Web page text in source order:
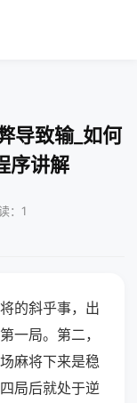
导致输_如何
序讲解
：1
的斜乎事，出
一局。第二，
麻将下来是稳
局后就处于逆